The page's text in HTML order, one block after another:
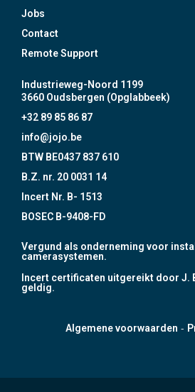
Jobs
Contact
Remote Support
Industrieweg-Noord 1199
3660 Oudsbergen (Opglabbeek)
+32 89 85 86 87
info@jojo.be
BTW BE0437 837 610
B.Z. nr. 20 0031 14
Incert Nr. B- 1513
BOSEC B-9408-FD
Vergund als onderneming voor
camerasystemen.
Incert certificaten uitgereikt door J.
geldig.
Algemene voorwaarden -